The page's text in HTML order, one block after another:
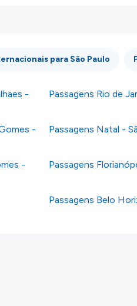
para São Paulo
-
Passagens Rio de
-
Passagens Natal -
-
Passagens
Passagens Belo